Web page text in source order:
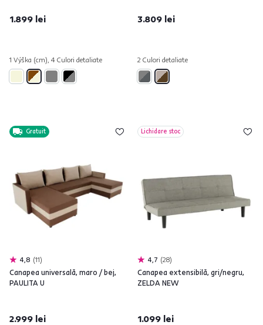
1.899 lei
1 Výška (cm), 4 Culori detaliate
3.809 lei
2 Culori detaliate
Gratuit
4,8 11
Canapea universală, maro / bej,
PAULITA U
2.999 lei
Lichidare stoc
4,7 28
Canapea extensibilă, gri/negru,
ZELDA NEW
1.099 lei